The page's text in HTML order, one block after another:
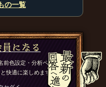
の一覧
になる
前色設定・分析ページの詳
快適に楽しめます。